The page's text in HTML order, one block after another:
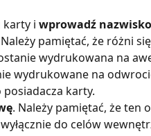
karty i wprowadź
pamiętać, że różni
wydrukowana na
wydrukowane na
karty.
. Należy pamiętać, że ten
do celów